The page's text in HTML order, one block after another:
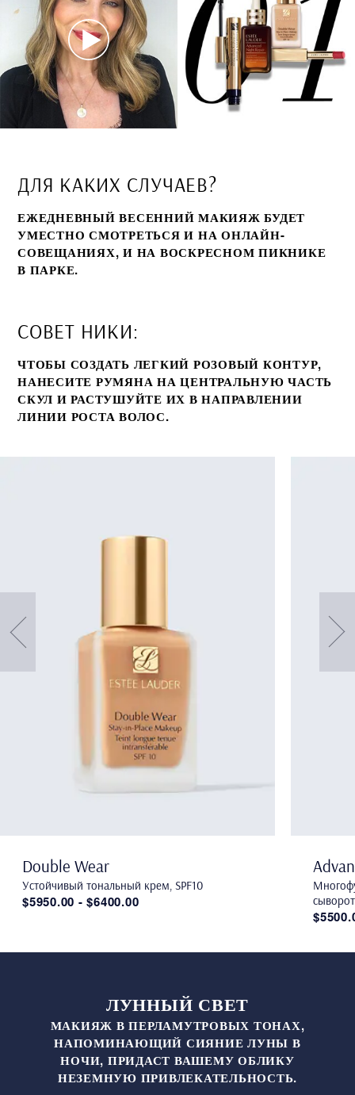
ДЛЯ КАКИХ СЛУЧАЕВ?
ЕЖЕДНЕВНЫЙ ВЕСЕННИЙ МАКИЯЖ БУДЕТ
УМЕСТНО СМОТРЕТЬСЯ И НА ОНЛАЙН-
СОВЕЩАНИЯХ, И НА ВОСКРЕСНОМ ПИКНИКЕ
В ПАРКЕ.
СОВЕТ НИКИ:
ЧТОБЫ СОЗДАТЬ ЛЕГКИЙ РОЗОВЫЙ КОНТУР,
НАНЕСИТЕ РУМЯНА НА ЦЕНТРАЛЬНУЮ ЧАСТЬ
СКУЛ И РАСТУШУЙТЕ ИХ В НАПРАВЛЕНИИ
ЛИНИИ РОСТА ВОЛОС.
Double Wear
Устойчивый тональный крем, SPF10
$5950.00 - $6400.00
ЛУННЫЙ СВЕТ
МАКИЯЖ В ПЕРЛАМУТРОВЫХ ТОНАХ,
НАПОМИНАЮЩИЙ СИЯНИЕ ЛУНЫ В
НОЧИ, ПРИДАСТ ВАШЕМУ ОБЛИКУ
НЕЗЕМНУЮ ПРИВЛЕКАТЕЛЬНОСТЬ.